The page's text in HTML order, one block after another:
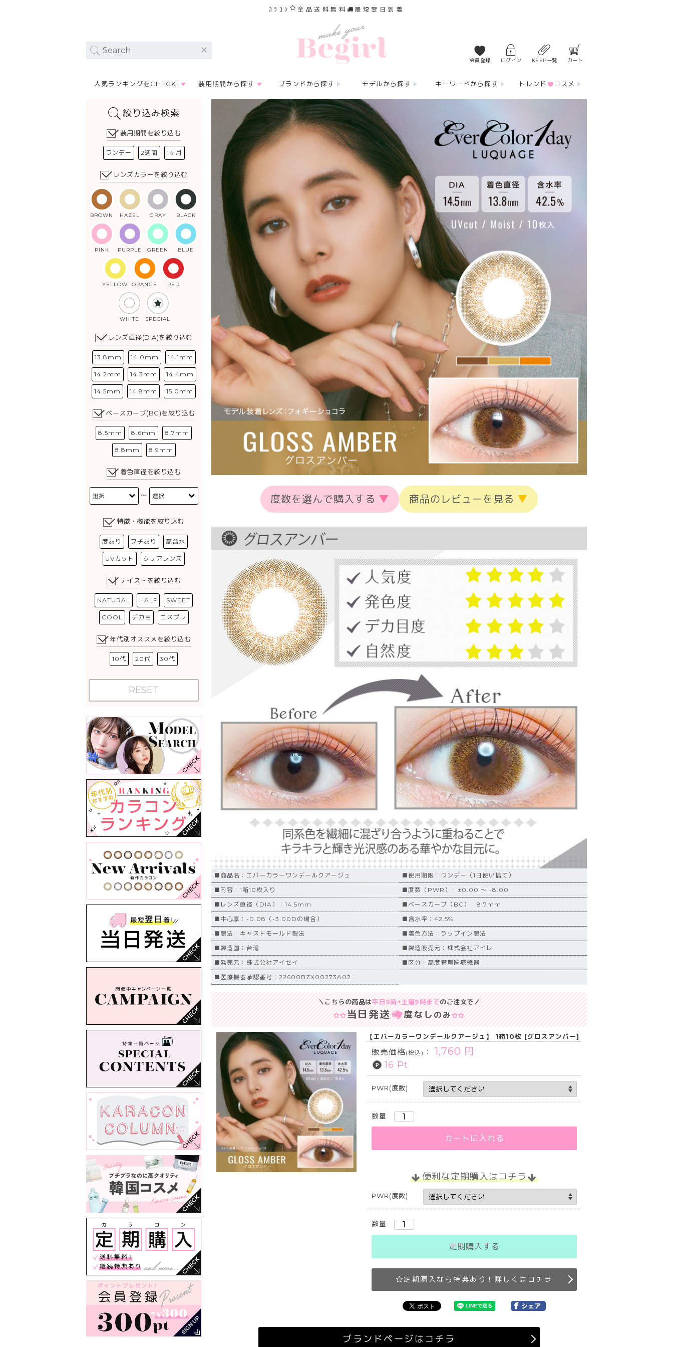
ｶﾗｺﾝ 全品送料無料 最短翌日到着
会員登録 ログイン KEEP一覧 カート
人気ランキングをCHECK! 装用期間から探す ブランドから探す モデルから探す キーワードから探す トレンド コスメ
絞り込み検索
装用期間を絞り込む
ワンデー 2週間 1ヶ月
レンズカラーを絞り込む
BROWN HAZEL GRAY BLACK
PINK PURPLE GREEN BLUE
YELLOW ORANGE RED
WHITE SPECIAL
レンズ直径(DIA)を絞り込む
13.8mm 14.0mm 14.1mm
14.2mm 14.3mm 14.4mm
14.5mm 14.8mm 15.0mm
ベースカーブ(BC)を絞り込む
8.5mm 8.6mm 8.7mm
8.8mm 8.9mm
着色直径を絞り込む
〜
特徴・機能を絞り込む
度あり フチあり 高含水
UVカット クリアレンズ
テイストを絞り込む
NATURAL HALF SWEET
COOL デカ目 コスプレ
年代別オススメを絞り込む
10代 20代 30代
RESET
度数を選んで購入する ▼ 商品のレビューを見る ▼
■商品名：エバーカラーワンデールクアージュ
■使用期限：ワンデー（1日使い捨て）
■内容：1箱10枚入り
■度数（PWR）：±0.00 ～ -8.00
■レンズ直径（DIA）：14.5mm
■ベースカーブ（BC）：8.7mm
■中心厚：-0.08（-3.00Dの場合）
■含水率：42.5%
■製法：キャストモールド製法
■着色方法：ラップイン製法
■製造国：台湾
■製造販売元：株式会社アイレ
■発売元：株式会社アイセイ
■区分：高度管理医療機器
■医療機器承認番号：22600BZX00273A02
＼こちらの商品は平日9時+土曜9時までのご注文で／
当日発送 度なし のみ
【エバーカラーワンデールクアージュ】 1箱10枚 [グロスアンバー]
販売価格(税込) ： 1,760 円
16 Pt
PWR(度数)
数量
カートに入れる
便利な定期購入はコチラ
PWR(度数)
数量
定期購入する
定期購入なら特典あり！詳しくはコチラ
ブランドページはコチラ